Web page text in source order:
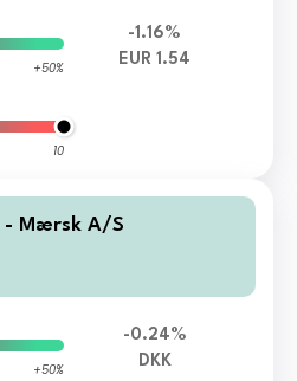
+50%
10
-1.16%
EUR 1.54
- Mærsk A/S
+50%
-0.24%
DKK